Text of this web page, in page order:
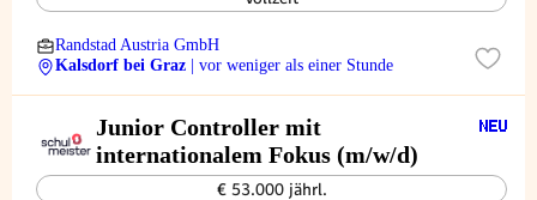
Randstad Austria GmbH
Kalsdorf bei Graz
| vor weniger als einer Stunde
Junior Controller mit
internationalem Fokus (m/w/d)
€ 53.000 jährl.